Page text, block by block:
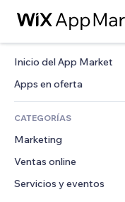
Inicio del App Market
Apps en oferta
CATEGORÍAS
Marketing
Anuncios
Móvil
Ventas online
Apps para tiendas
Servicios y eventos